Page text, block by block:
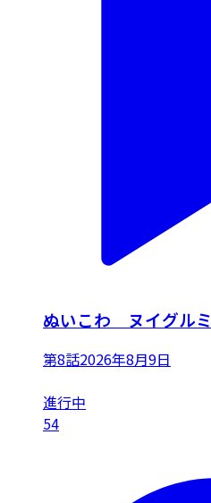
ぬいこわ ヌイグル
第8話2026年8月9日
進行中
54